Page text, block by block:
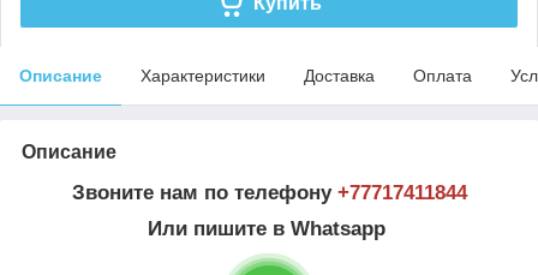
Описание Характеристики Доставка Оплата
Описание
Звоните нам по телефону +77717411844
Или пишите в Whatsapp